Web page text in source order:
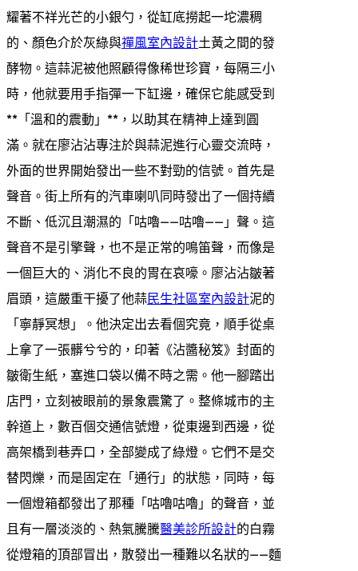
耀著不祥光芒的小銀勺，從缸底撈起一坨濃稠
的、顏色介於灰綠與禪風室內設計土黃之間的發
酵物。這蒜泥被他照顧得像稀世珍寶，每隔三小
時，他就要用手指彈一下缸邊，確保它能感受到
**「溫和的震動」**，以助其在精神上達到圓
滿。就在廖沾沾專注於與蒜泥進行心靈交流時，
外面的世界開始發出一些不對勁的信號。首先是
聲音。街上所有的汽車喇叭同時發出了一個持續
不斷、低沉且潮濕的「咕嚕——咕嚕——」聲。這
聲音不是引擎聲，也不是正常的鳴笛聲，而像是
一個巨大的、消化不良的胃在哀嚎。廖沾沾皺著
眉頭，這嚴重干擾了他蒜民生社區室內設計泥的
「寧靜冥想」。他決定出去看個究竟，順手從桌
上拿了一張髒兮兮的，印著《沾醬秘笈》封面的
皺衛生紙，塞進口袋以備不時之需。他一腳踏出
店門，立刻被眼前的景象震驚了。整條城市的主
幹道上，數百個交通信號燈，從東邊到西邊，從
高架橋到巷弄口，全部變成了綠燈。它們不是交
替閃爍，而是固定在「通行」的狀態，同時，每
一個燈箱都發出了那種「咕嚕咕嚕」的聲音，並
且有一層淡淡的、熱氣騰騰醫美診所設計的白霧
從燈箱的頂部冒出，散發出一種難以名狀的——麵